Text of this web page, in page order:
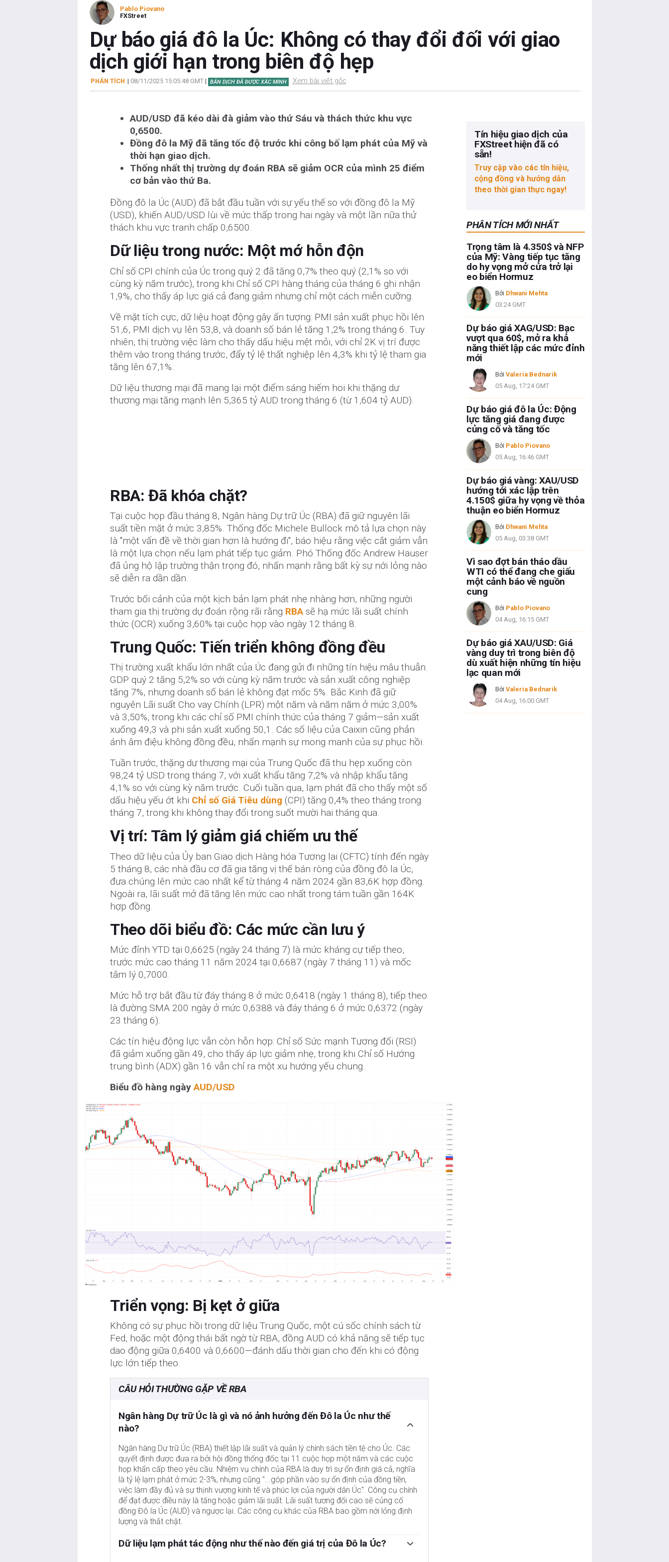
Pablo Piovano
FXStreet
Dự báo giá đô la Úc: Không có thay đổi đối với giao
dịch giới hạn trong biên độ hẹp
PHÂN TÍCH | 08/11/2025 15:05:48 GMT| BẢN DỊCH ĐÃ ĐƯỢC XÁC MINH Xem bài viết gốc
AUD/USD đã kéo dài đà giảm vào thứ Sáu và thách thức khu vực
0,6500.
Đồng đô la Mỹ đã tăng tốc độ trước khi công bố lạm phát của Mỹ và
thời hạn giao dịch.
Thống nhất thị trường dự đoán RBA sẽ giảm OCR của mình 25 điểm
cơ bản vào thứ Ba.
Đồng đô la Úc (AUD) đã bắt đầu tuần với sự yếu thế so với đồng đô la Mỹ
(USD), khiến AUD/USD lùi về mức thấp trong hai ngày và một lần nữa thử
thách khu vực tranh chấp 0,6500.
Dữ liệu trong nước: Một mớ hỗn độn
Chỉ số CPI chính của Úc trong quý 2 đã tăng 0,7% theo quý (2,1% so với
cùng kỳ năm trước), trong khi Chỉ số CPI hàng tháng của tháng 6 ghi nhận
1,9%, cho thấy áp lực giá cả đang giảm nhưng chỉ một cách miễn cưỡng.
Về mặt tích cực, dữ liệu hoạt động gây ấn tượng: PMI sản xuất phục hồi lên
51,6, PMI dịch vụ lên 53,8, và doanh số bán lẻ tăng 1,2% trong tháng 6. Tuy
nhiên, thị trường việc làm cho thấy dấu hiệu mệt mỏi, với chỉ 2K vị trí được
thêm vào trong tháng trước, đẩy tỷ lệ thất nghiệp lên 4,3% khi tỷ lệ tham gia
tăng lên 67,1%.
Dữ liệu thương mại đã mang lại một điểm sáng hiếm hoi khi thặng dư
thương mại tăng mạnh lên 5,365 tỷ AUD trong tháng 6 (từ 1,604 tỷ AUD).
RBA: Đã khóa chặt?
Tại cuộc họp đầu tháng 8, Ngân hàng Dự trữ Úc (RBA) đã giữ nguyên lãi
suất tiền mặt ở mức 3,85%. Thống đốc Michele Bullock mô tả lựa chọn này
là "một vấn đề về thời gian hơn là hướng đi", báo hiệu rằng việc cắt giảm vẫn
là một lựa chọn nếu lạm phát tiếp tục giảm. Phó Thống đốc Andrew Hauser
đã ủng hộ lập trường thận trọng đó, nhấn mạnh rằng bất kỳ sự nới lỏng nào
sẽ diễn ra dần dần.
Trước bối cảnh của một kịch bản lạm phát nhẹ nhàng hơn, những người
tham gia thị trường dự đoán rộng rãi rằng RBAsẽ hạ mức lãi suất chính
thức (OCR) xuống 3,60% tại cuộc họp vào ngày 12 tháng 8.
Trung Quốc: Tiến triển không đồng đều
Thị trường xuất khẩu lớn nhất của Úc đang gửi đi những tín hiệu mâu thuẫn.
GDP quý 2 tăng 5,2% so với cùng kỳ năm trước và sản xuất công nghiệp
tăng 7%, nhưng doanh số bán lẻ không đạt mốc 5%. Bắc Kinh đã giữ
nguyên Lãi suất Cho vay Chính (LPR) một năm và năm năm ở mức 3,00%
và 3,50%, trong khi các chỉ số PMI chính thức của tháng 7 giảm—sản xuất
xuống 49,3 và phi sản xuất xuống 50,1. Các số liệu của Caixin cũng phản
ánh âm điệu không đồng đều, nhấn mạnh sự mong manh của sự phục hồi.
Tuần trước, thặng dư thương mại của Trung Quốc đã thu hẹp xuống còn
98,24 tỷ USD trong tháng 7, với xuất khẩu tăng 7,2% và nhập khẩu tăng
4,1% so với cùng kỳ năm trước. Cuối tuần qua, lạm phát đã cho thấy một số
dấu hiệu yếu ớt khi Chỉ số Giá Tiêu dùng (CPI) tăng 0,4% theo tháng trong
tháng 7, trong khi không thay đổi trong suốt mười hai tháng qua.
Vị trí: Tâm lý giảm giá chiếm ưu thế
Theo dữ liệu của Ủy ban Giao dịch Hàng hóa Tương lai (CFTC) tính đến ngày
5 tháng 8, các nhà đầu cơ đã gia tăng vị thế bán ròng của đồng đô la Úc,
đưa chúng lên mức cao nhất kể từ tháng 4 năm 2024 gần 83,6K hợp đồng.
Ngoài ra, lãi suất mở đã tăng lên mức cao nhất trong tám tuần gần 164K
hợp đồng.
Theo dõi biểu đồ: Các mức cần lưu ý
Mức đỉnh YTD tại 0,6625 (ngày 24 tháng 7) là mức kháng cự tiếp theo,
trước mức cao tháng 11 năm 2024 tại 0,6687 (ngày 7 tháng 11) và mốc
tâm lý 0,7000.
Mức hỗ trợ bắt đầu từ đáy tháng 8 ở mức 0,6418 (ngày 1 tháng 8), tiếp theo
là đường SMA 200 ngày ở mức 0,6388 và đáy tháng 6 ở mức 0,6372 (ngày
23 tháng 6).
Các tín hiệu động lực vẫn còn hỗn hợp: Chỉ số Sức mạnh Tương đối (RSI)
đã giảm xuống gần 49, cho thấy áp lực giảm nhẹ, trong khi Chỉ số Hướng
trung bình (ADX) gần 16 vẫn chỉ ra một xu hướng yếu chung.
Biểu đồ hàng ngàyAUD/USD
Triển vọng: Bị kẹt ở giữa
Không có sự phục hồi trong dữ liệu Trung Quốc, một cú sốc chính sách từ
Fed, hoặc một động thái bất ngờ từ RBA, đồng AUD có khả năng sẽ tiếp tục
dao động giữa 0,6400 và 0,6600—đánh dấu thời gian cho đến khi có động
lực lớn tiếp theo.
CÂU HỎI THƯỜNG GẶP VỀ RBA
Ngân hàng Dự trữ Úc là gì và nó ảnh hưởng đến Đô la Úc như thế
nào?
Ngân hàng Dự trữ Úc (RBA) thiết lập lãi suất và quản lý chính sách tiền tệ cho Úc. Các
quyết định được đưa ra bởi hội đồng thống đốc tại 11 cuộc họp một năm và các cuộc
họp khẩn cấp theo yêu cầu. Nhiệm vụ chính của RBA là duy trì sự ổn định giá cả, nghĩa
là tỷ lệ lạm phát ở mức 2-3%, nhưng cũng "...góp phần vào sự ổn định của đồng tiền,
việc làm đầy đủ và sự thịnh vượng kinh tế và phúc lợi của người dân Úc". Công cụ chính
để đạt được điều này là tăng hoặc giảm lãi suất. Lãi suất tương đối cao sẽ củng cố
đồng Đô la Úc (AUD) và ngược lại. Các công cụ khác của RBA bao gồm nới lỏng định
lượng và thắt chặt.
Dữ liệu lạm phát tác động như thế nào đến giá trị của Đô la Úc?
Tín hiệu giao dịch của
FXStreet hiện đã có
sẵn!
Truy cập vào các tín hiệu,
cộng đồng và hướng dẫn
theo thời gian thực ngay!
PHÂN TÍCH MỚI NHẤT
Trọng tâm là 4.350$ và NFP
của Mỹ: Vàng tiếp tục tăng
do hy vọng mở cửa trở lại
eo biển Hormuz
Bởi Dhwani Mehta
03:24 GMT
Dự báo giá XAG/USD: Bạc
vượt qua 60$, mở ra khả
năng thiết lập các mức đỉnh
mới
Bởi Valeria Bednarik
05 Aug, 17:24 GMT
Dự báo giá đô la Úc: Động
lực tăng giá đang được
củng cố và tăng tốc
Bởi Pablo Piovano
05 Aug, 16:46 GMT
Dự báo giá vàng: XAU/USD
hướng tới xác lập trên
4.150$ giữa hy vọng về thỏa
thuận eo biển Hormuz
Bởi Dhwani Mehta
05 Aug, 03:38 GMT
Vì sao đợt bán tháo dầu
WTI có thể đang che giấu
một cảnh báo về nguồn
cung
Bởi Pablo Piovano
04 Aug, 16:15 GMT
Dự báo giá XAU/USD: Giá
vàng duy trì trong biên độ
dù xuất hiện những tín hiệu
lạc quan mới
Bởi Valeria Bednarik
04 Aug, 16:00 GMT